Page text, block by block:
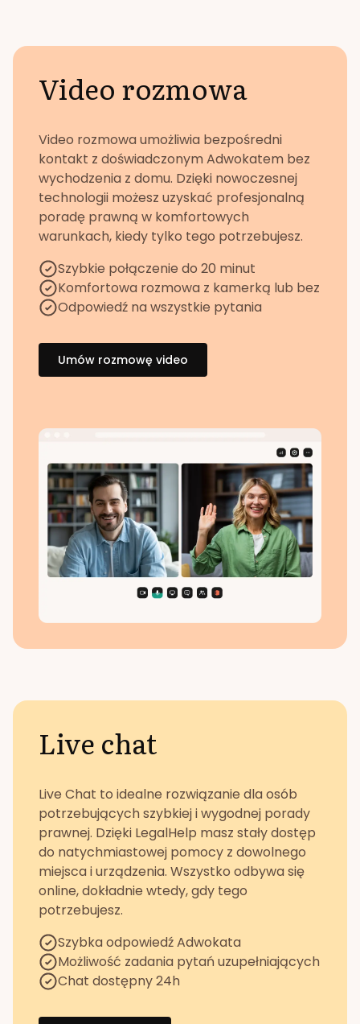
Video rozmowa
Video rozmowa umożliwia bezpośredni
kontakt z doświadczonym Adwokatem bez
wychodzenia z domu. Dzięki nowoczesnej
technologii możesz uzyskać profesjonalną
poradę prawną w komfortowych
warunkach, kiedy tylko tego potrzebujesz.
Szybkie połączenie do 20 minut
Komfortowa rozmowa z kamerką lub bez
Odpowiedź na wszystkie pytania
Umów rozmowę video
Live chat
Live Chat to idealne rozwiązanie dla osób
potrzebujących szybkiej i wygodnej porady
prawnej. Dzięki LegalHelp masz stały dostęp
do natychmiastowej pomocy z dowolnego
miejsca i urządzenia. Wszystko odbywa się
online, dokładnie wtedy, gdy tego
potrzebujesz.
Szybka odpowiedź Adwokata
Możliwość zadania pytań uzupełniających
Chat dostępny 24h